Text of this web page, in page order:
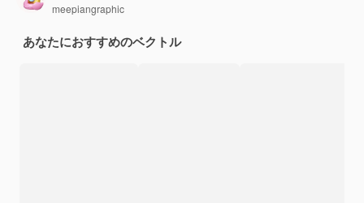
meepiangraphic
あなたにおすすめのベクトル